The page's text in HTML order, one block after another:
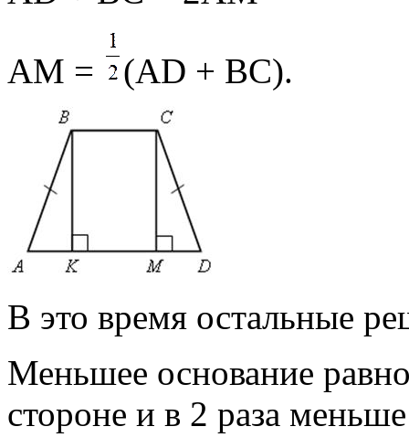
АМ = (АD + ВС).
В это время остальные
Меньшее основание
стороне и в 2 раза